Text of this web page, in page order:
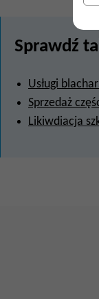
Sprawdź
Usługi
Sprzedaż
Likiwdiacja